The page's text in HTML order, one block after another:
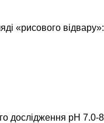
«рисового відвару»:
дослідження рН 7.0-